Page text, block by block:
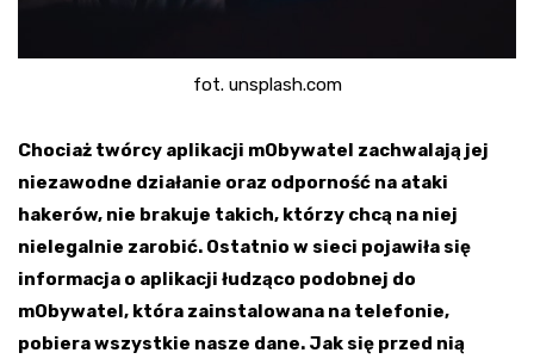
fot. unsplash.com
Chociaż twórcy aplikacji mObywatel zachwalają jej
niezawodne działanie oraz odporność na ataki
hakerów, nie brakuje takich, którzy chcą na niej
nielegalnie zarobić. Ostatnio w sieci pojawiła się
informacja o aplikacji łudząco podobnej do
mObywatel, która zainstalowana na telefonie,
pobiera wszystkie nasze dane. Jak się przed nią